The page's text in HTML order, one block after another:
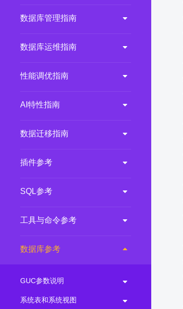
数据库管理指南
数据库运维指南
性能调优指南
AI特性指南
数据迁移指南
插件参考
SQL参考
工具与命令参考
数据库参考
GUC参数说明
系统表和系统视图